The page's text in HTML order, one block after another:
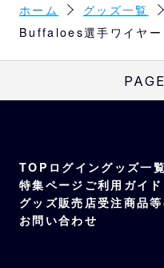
ホーム
グッズ一覧
Buffaloes選手ワイヤー
TOP ログイングッズ一覧
特集ページ ご利用ガイド
グッズ販売店受注商品
お問い合わせ